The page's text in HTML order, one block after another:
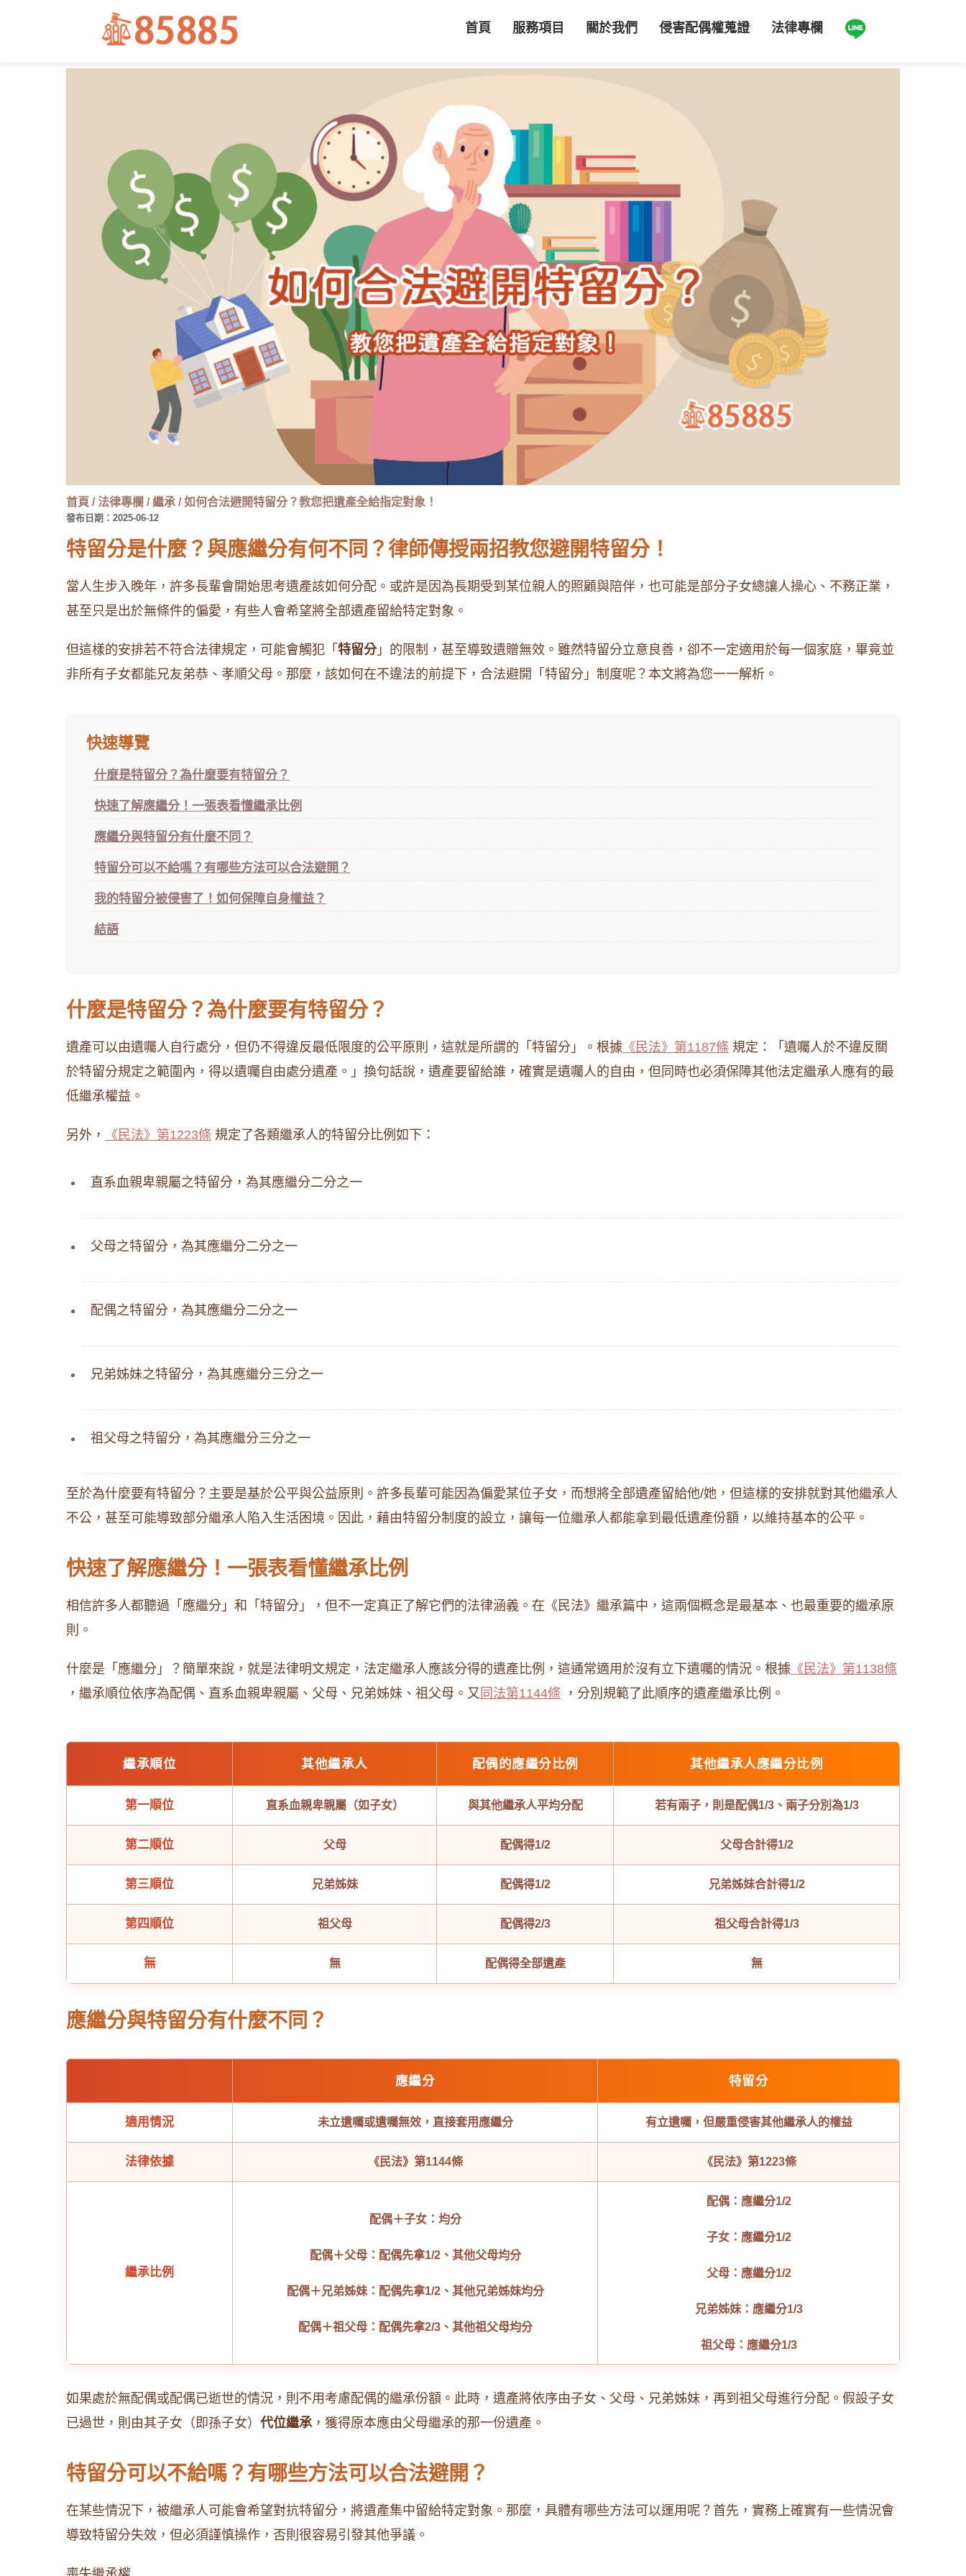
首頁 服務項目 關於我們 侵害配偶權蒐證 法律專欄
首頁 /法律專欄 /繼承 /如何合法避開特留分？教您把遺產全給指定對象！
發布日期：2025-06-12
特留分是什麼？與應繼分有何不同？律師傳授兩招教您避開特留分！
當人生步入晚年，許多長輩會開始思考遺產該如何分配。或許是因為長期受到某位親人的照顧與陪伴，也可能是部分子女總讓人操心、不務正業，
甚至只是出於無條件的偏愛，有些人會希望將全部遺產留給特定對象。
但這樣的安排若不符合法律規定，可能會觸犯「 特留分」的限制，甚至導致遺贈無效。雖然特留分立意良善，卻不一定適用於每一個家庭，畢竟並
非所有子女都能兄友弟恭、孝順父母。那麼，該如何在不違法的前提下，合法避開「特留分」制度呢？本文將為您一一解析。
快速導覽
什麼是特留分？為什麼要有特留分？
快速了解應繼分！一張表看懂繼承比例
應繼分與特留分有什麼不同？
特留分可以不給嗎？有哪些方法可以合法避開？
我的特留分被侵害了！如何保障自身權益？
結語
什麼是特留分？為什麼要有特留分？
遺產可以由遺囑人自行處分，但仍不得違反最低限度的公平原則，這就是所謂的「特留分」。根據 《民法》第1187條 規定：「遺囑人於不違反關
於特留分規定之範圍內，得以遺囑自由處分遺產。」換句話說，遺產要留給誰，確實是遺囑人的自由，但同時也必須保障其他法定繼承人應有的最
低繼承權益。
另外， 《民法》第1223條 規定了各類繼承人的特留分比例如下：
直系血親卑親屬之特留分，為其應繼分二分之一
父母之特留分，為其應繼分二分之一
配偶之特留分，為其應繼分二分之一
兄弟姊妹之特留分，為其應繼分三分之一
祖父母之特留分，為其應繼分三分之一
至於為什麼要有特留分？主要是基於公平與公益原則。許多長輩可能因為偏愛某位子女，而想將全部遺產留給他/她，但這樣的安排就對其他繼承人
不公，甚至可能導致部分繼承人陷入生活困境。因此，藉由特留分制度的設立，讓每一位繼承人都能拿到最低遺產份額，以維持基本的公平。
快速了解應繼分！一張表看懂繼承比例
相信許多人都聽過「應繼分」和「特留分」，但不一定真正了解它們的法律涵義。在《民法》繼承篇中，這兩個概念是最基本、也最重要的繼承原
則。
什麼是「應繼分」？簡單來說，就是法律明文規定，法定繼承人應該分得的遺產比例，這通常適用於沒有立下遺囑的情況。根據 《民法》第1138條
，繼承順位依序為配偶、直系血親卑親屬、父母、兄弟姊妹、祖父母。又 同法第1144條 ，分別規範了此順序的遺產繼承比例。
繼承順位 其他繼承人 配偶的應繼分比例 其他繼承人應繼分比例
第一順位 直系血親卑親屬（如子女） 與其他繼承人平均分配 若有兩子，則是配偶1/3、兩子分別為1/3
第二順位 父母 配偶得1/2 父母合計得1/2
第三順位 兄弟姊妹 配偶得1/2 兄弟姊妹合計得1/2
第四順位 祖父母 配偶得2/3 祖父母合計得1/3
無 無 配偶得全部遺產 無
應繼分與特留分有什麼不同？
應繼分 特留分
適用情況 未立遺囑或遺囑無效，直接套用應繼分 有立遺囑，但嚴重侵害其他繼承人的權益
法律依據 《民法》第1144條 《民法》第1223條
繼承比例
配偶＋子女：均分
配偶＋父母：配偶先拿1/2、其他父母均分
配偶＋兄弟姊妹：配偶先拿1/2、其他兄弟姊妹均分
配偶＋祖父母：配偶先拿2/3、其他祖父母均分
配偶：應繼分1/2
子女：應繼分1/2
父母：應繼分1/2
兄弟姊妹：應繼分1/3
祖父母：應繼分1/3
如果處於無配偶或配偶已逝世的情況，則不用考慮配偶的繼承份額。此時，遺產將依序由子女、父母、兄弟姊妹，再到祖父母進行分配。假設子女
已過世，則由其子女（即孫子女） 代位繼承，獲得原本應由父母繼承的那一份遺產。
特留分可以不給嗎？有哪些方法可以合法避開？
在某些情況下，被繼承人可能會希望對抗特留分，將遺產集中留給特定對象。那麼，具體有哪些方法可以運用呢？首先，實務上確實有一些情況會
導致特留分失效，但必須謹慎操作，否則很容易引發其他爭議。